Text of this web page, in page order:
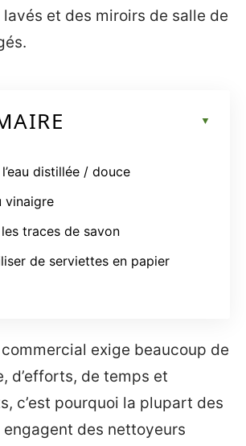
et des miroirs de salle de
distillée / douce
vinaigre
traces de savon
de serviettes en papier
exige beaucoup de
d’efforts, de temps et
c’est pourquoi la plupart des
des nettoyeurs